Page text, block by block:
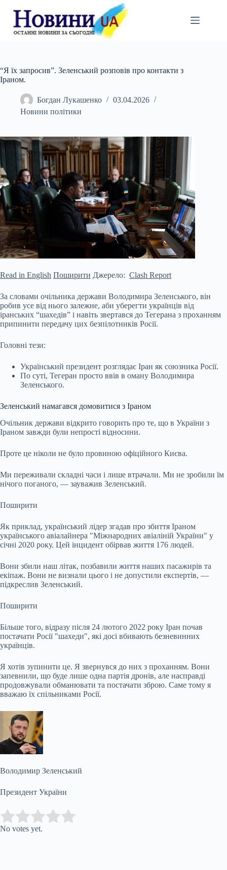
вмісту
“Я їх запросив”. Зеленський розповів про контакти з
Іраном.
Богдан Лукашенко
03.04.2026
Новини політики
Read in English Поширити Джерело: Clash Report
За словами очільника держави Володимира Зеленського, він
робив усе від нього залежне, аби уберегти українців від
іранських “шахедів” і навіть звертався до Тегерана з проханням
припинити передачу цих безпілотників Росії.
Головні тези:
Український президент розглядає Іран як союзника Росії.
По суті, Тегеран просто ввів в оману Володимира
Зеленського.
Зеленський намагався домовитися з Іраном
Очільник держави відкрито говорить про те, що в України з
Іраном завжди були непрості відносини.
Проте це ніколи не було провиною офіційного Києва.
Ми переживали складні часи і лише втрачали. Ми не зробили їм
нічого поганого, — зауважив Зеленський.
Поширити
Як приклад, український лідер згадав про збиття Іраном
українського авіалайнера "Міжнародних авіаліній України" у
січні 2020 року. Цей інцидент обірвав життя 176 людей.
Вони збили наш літак, позбавили життя наших пасажирів та
екіпаж. Вони не визнали цього і не допустили експертів, —
підкреслив Зеленський.
Поширити
Більше того, відразу після 24 лютого 2022 року Іран почав
постачати Росії "шахеди", які досі вбивають безневинних
українців.
Я хотів зупинити це. Я звернувся до них з проханням. Вони
запевнили, що буде лише одна партія дронів, але насправді
продовжували обманювати та постачати зброю. Саме тому я
вважаю їх спільниками Росії.
Володимир Зеленський
Президент України
Rate this item:
No votes yet.